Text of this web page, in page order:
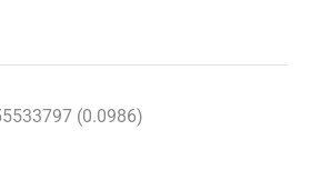
(0.0986)